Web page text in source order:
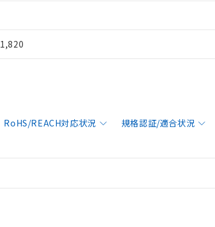
RoHS/REACH対応状況 規格認証/適合状況